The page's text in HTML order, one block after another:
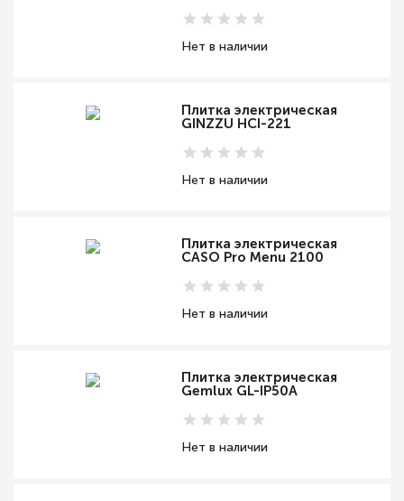
Нет в наличии
Плитка электрическая
GINZZU HCI-221
Нет в наличии
Плитка электрическая
CASO Pro Menu 2100
Нет в наличии
Плитка электрическая
Gemlux GL-IP50A
Нет в наличии